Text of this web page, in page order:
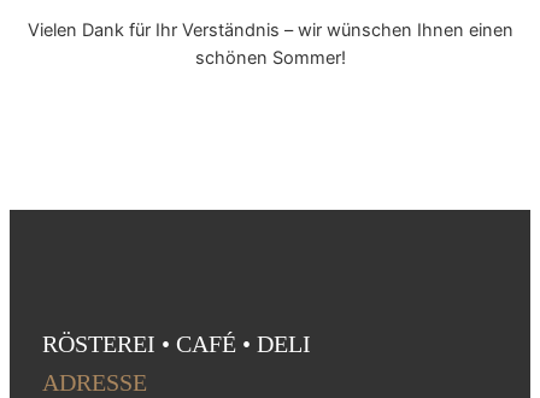
Vielen Dank für Ihr Verständnis – wir wünschen Ihnen einen
schönen Sommer!
RÖSTEREI • CAFÉ • DELI
ADRESSE